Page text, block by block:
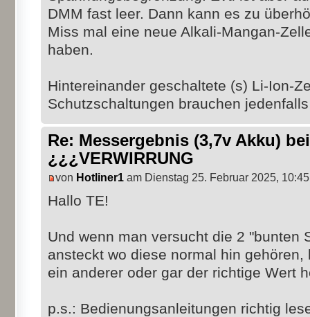
DMM fast leer. Dann kann es zu
Miss mal eine neue Alkali-Mangan-
haben.
Hintereinander geschaltete (s) Li-Ion-
Schutzschaltungen brauchen
Re: Messergebnis (3,7v Akku)
¿¿¿VERWIRRUNG
von Hotliner1 am Dienstag 25. Februar 2025, 10:45
Hallo TE!
Und wenn man versucht die 2 "bunten
ansteckt wo diese normal hin
ein anderer oder gar der richtige Wert
p.s.: Bedienungsanleitungen richtig